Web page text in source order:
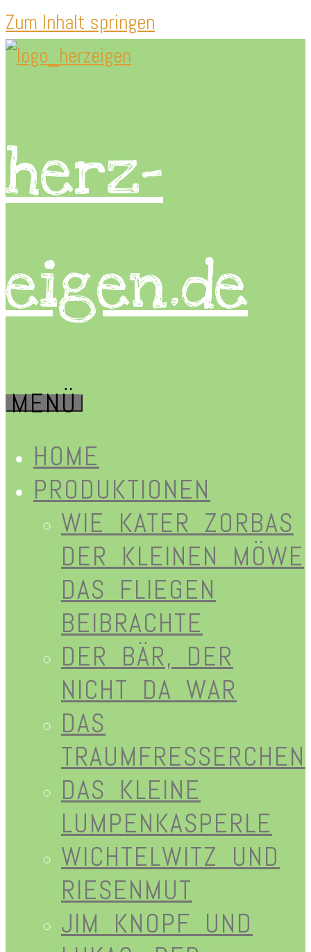
Zum Inhalt springen
herz-
eigen.de
MENÜ
HOME
PRODUKTIONEN
WIE KATER ZORBAS
DER KLEINEN MÖWE
DAS FLIEGEN
BEIBRACHTE
DER BÄR, DER
NICHT DA WAR
DAS
TRAUMFRESSERCHEN
DAS KLEINE
LUMPENKASPERLE
WICHTELWITZ UND
RIESENMUT
JIM KNOPF UND